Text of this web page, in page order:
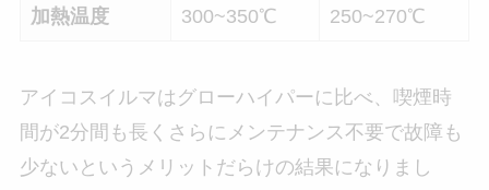
加熱温度 300~350℃ 250~270℃
アイコスイルマはグローハイパーに比べ、喫煙時
間が2分間も長くさらにメンテナンス不要で故障も
少ないというメリットだらけの結果になりまし